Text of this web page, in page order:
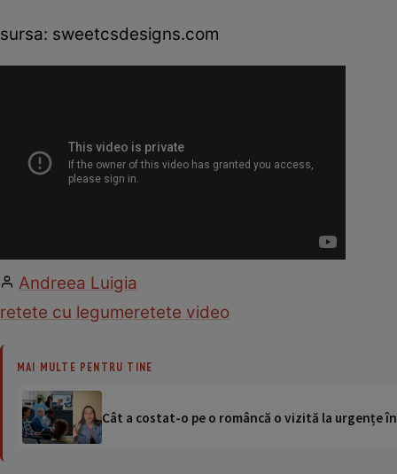
sursa: sweetcsdesigns.com
Andreea Luigia
retete cu legumeretete video
MAI MULTE PENTRU TINE
Cât a costat-o pe o româncă o vizită la urgențe